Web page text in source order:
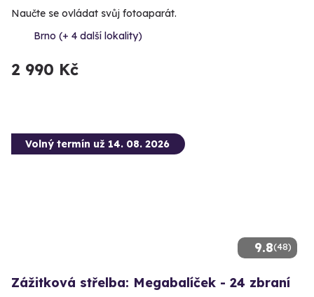
Naučte se ovládat svůj fotoaparát.
Brno (+ 4 další lokality)
2 990 Kč
9.8(48)
Volný termín už 14. 08. 2026
Zážitková střelba: Megabalíček - 24 zbraní